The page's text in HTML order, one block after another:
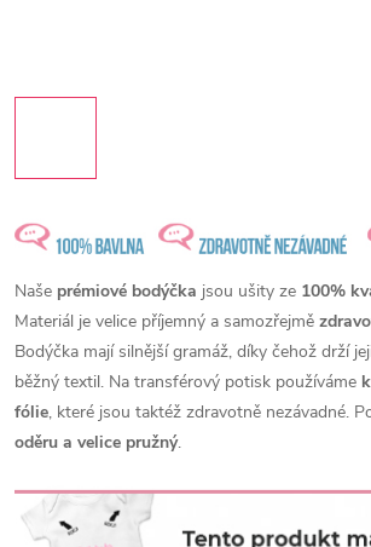
Naše prémiové bodýčka jsou ušity ze 100%
Materiál je velice příjemný a samozřejmě
Bodýčka mají silnější gramáž, díky čehož drží
běžný textil. Na transférový potisk používáme
fólie, které jsou taktéž zdravotně nezávadné.
oděru a velice pružný.